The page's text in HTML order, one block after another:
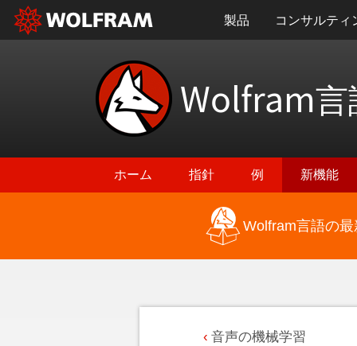
製品 コンサルティ
Wolfram言
ホーム 指針 例 新機能
Wolfram言語の
音声の機械学習